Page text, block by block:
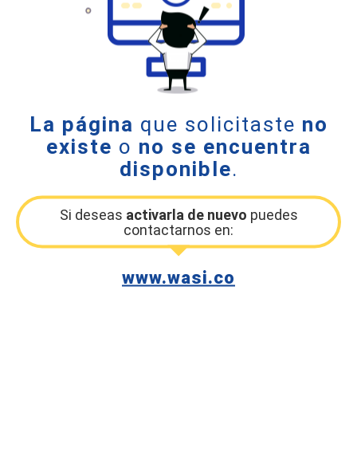
La página que solicitaste no
existe o no se encuentra
disponible.
Si deseas activarla de nuevo puedes
contactarnos en:
www.wasi.co